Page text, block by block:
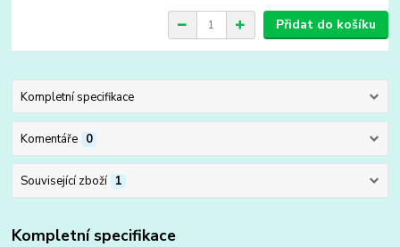
Přidat do košíku
Kompletní specifikace
Komentáře 0
Související zboží 1
Kompletní specifikace